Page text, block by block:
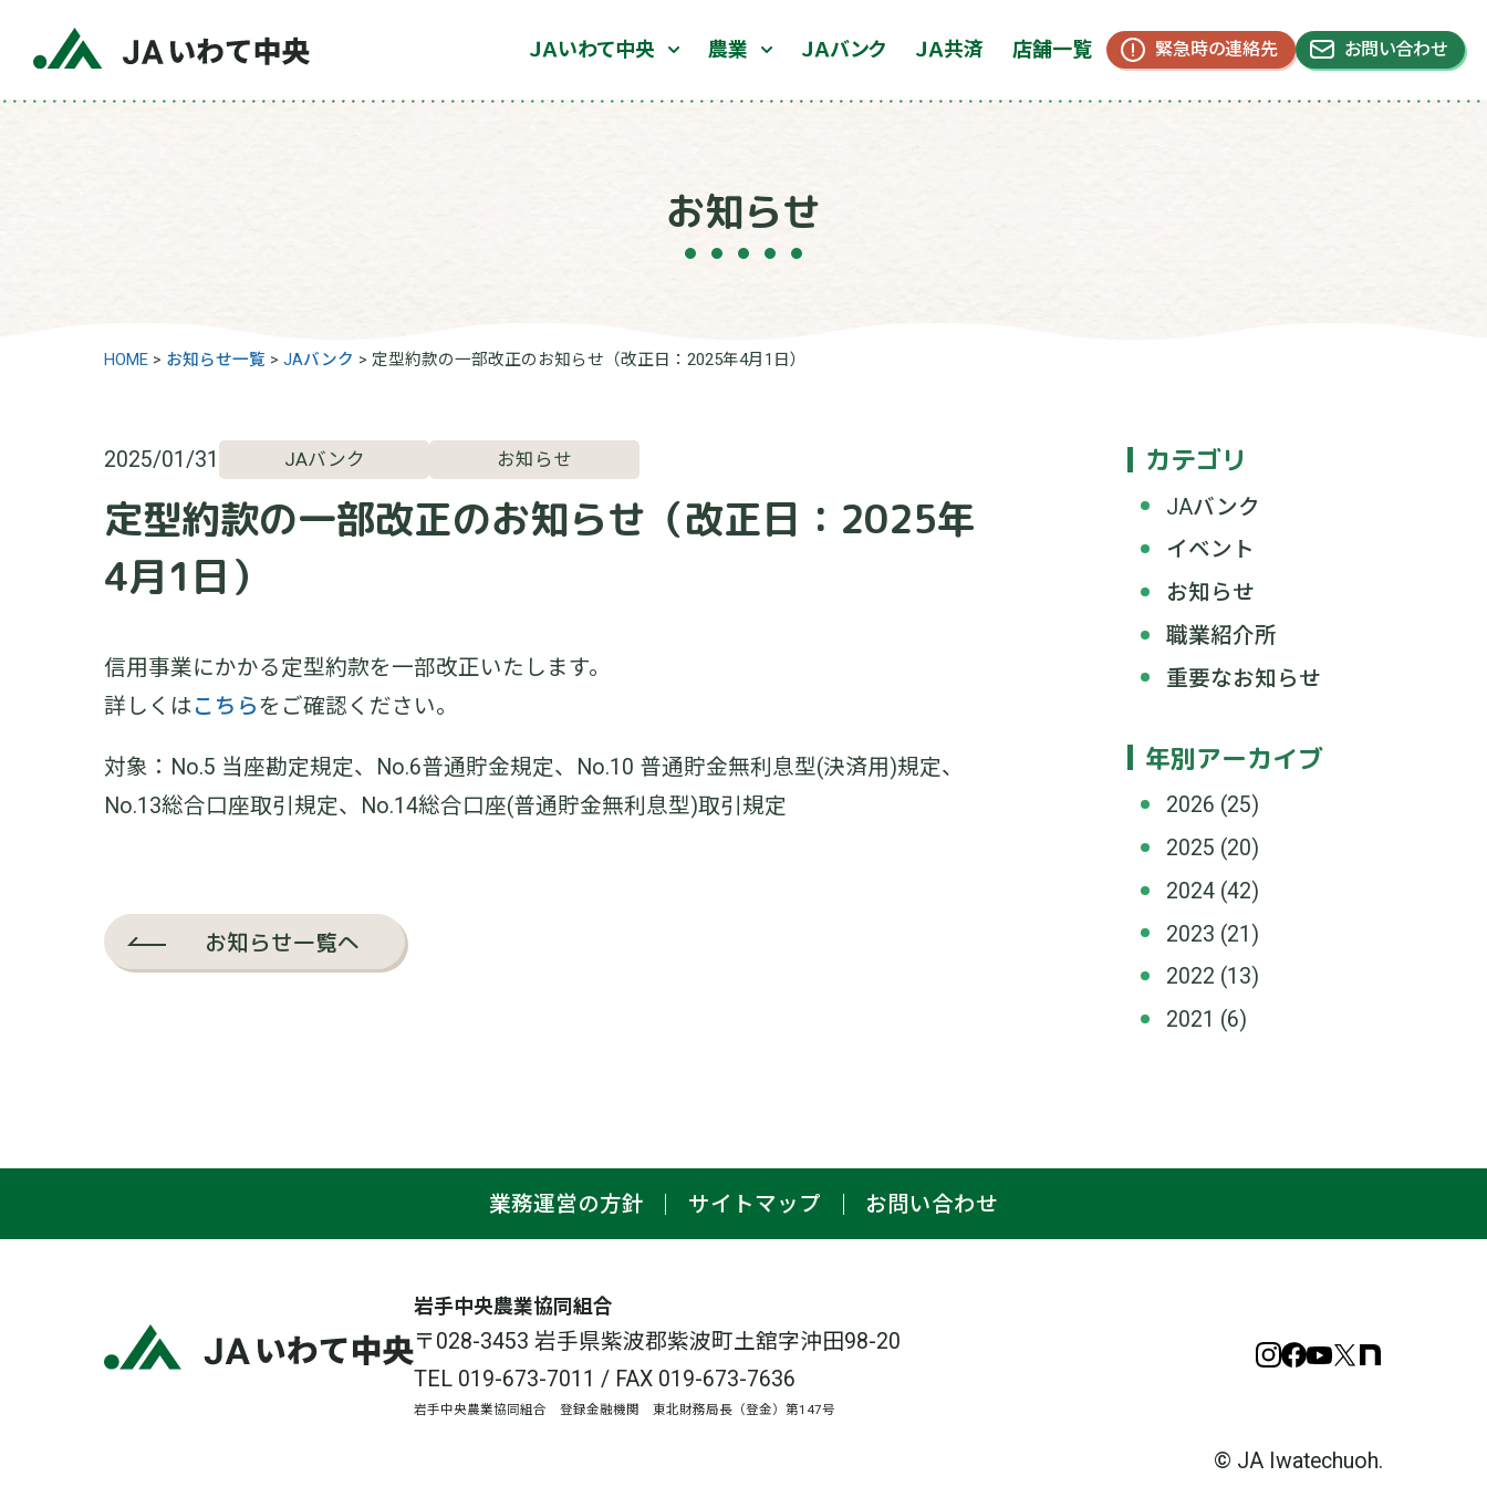
ＪＡいわて中央 農業 ＪＡバンク ＪＡ共済 店舗一覧 緊急時の連絡先 お問い合わせ
お知らせ
HOME > お知らせ一覧 >JAバンク > 定型約款の一部改正のお知らせ（改正日：2025年4月1日）
2025/01/31 JAバンク お知らせ
定型約款の一部改正のお知らせ（改正日：2025年
4月1日）
信用事業にかかる定型約款を一部改正いたします。
詳しくはこちらをご確認ください。
対象：No.5 当座勘定規定、No.6普通貯金規定、No.10 普通貯金無利息型(決済用)規定、
No.13総合口座取引規定、No.14総合口座(普通貯金無利息型)取引規定
お知らせ一覧へ
カテゴリ
JAバンク
イベント
お知らせ
職業紹介所
重要なお知らせ
年別アーカイブ
2026 (25)
2025 (20)
2024 (42)
2023 (21)
2022 (13)
2021 (6)
業務運営の方針 サイトマップ お問い合わせ
岩手中央農業協同組合
〒028-3453 岩手県紫波郡紫波町土舘字沖田98-20
TEL 019-673-7011 / FAX 019-673-7636
岩手中央農業協同組合 登録金融機関 東北財務局長（登金）第147号
Instagram
Facebook
YouTube
X
© JA Iwatechuoh.